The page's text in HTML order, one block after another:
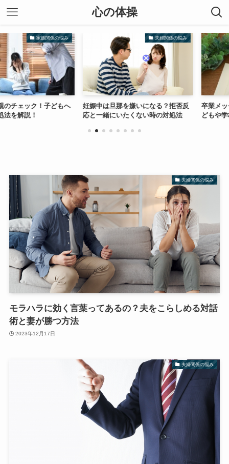
心の体操
家族関係の悩み
ク！子どもへ
！
夫婦関係の悩み
妊娠中は旦那を嫌いになる？拒否反
応と一緒にいたくない時の対処法
卒業メッセージ
どもや学校で使
夫婦関係の悩み
モラハラに効く言葉ってあるの？夫をこらしめる対話
術と妻が勝つ方法
2023年12月17日
夫婦関係の悩み